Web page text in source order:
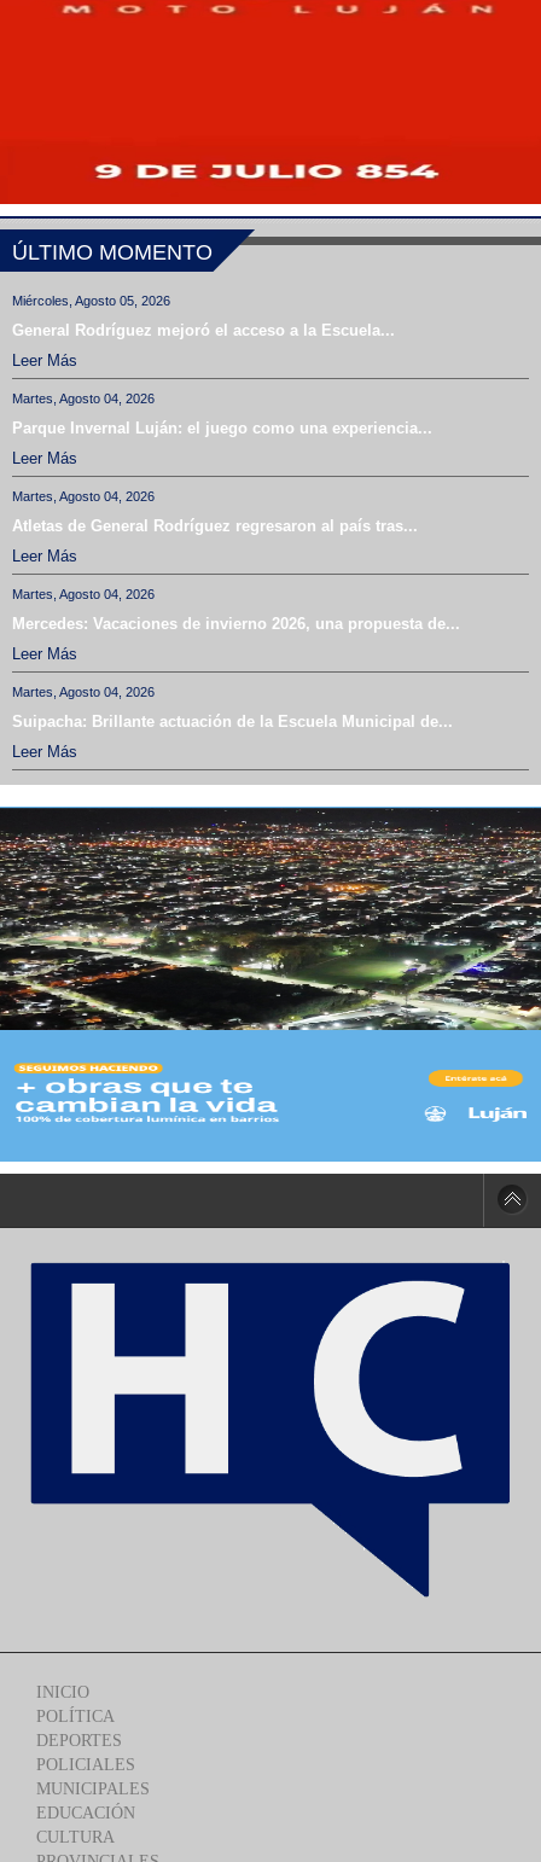
ÚLTIMO MOMENTO
Miércoles, Agosto 05, 2026
General Rodríguez mejoró el acceso a la Escuela...
Leer Más
Martes, Agosto 04, 2026
Parque Invernal Luján: el juego como una experiencia...
Leer Más
Martes, Agosto 04, 2026
Atletas de General Rodríguez regresaron al país tras...
Leer Más
Martes, Agosto 04, 2026
Mercedes: Vacaciones de invierno 2026, una propuesta de...
Leer Más
Martes, Agosto 04, 2026
Suipacha: Brillante actuación de la Escuela Municipal de...
Leer Más
INICIO
POLÍTICA
DEPORTES
POLICIALES
MUNICIPALES
EDUCACIÓN
CULTURA